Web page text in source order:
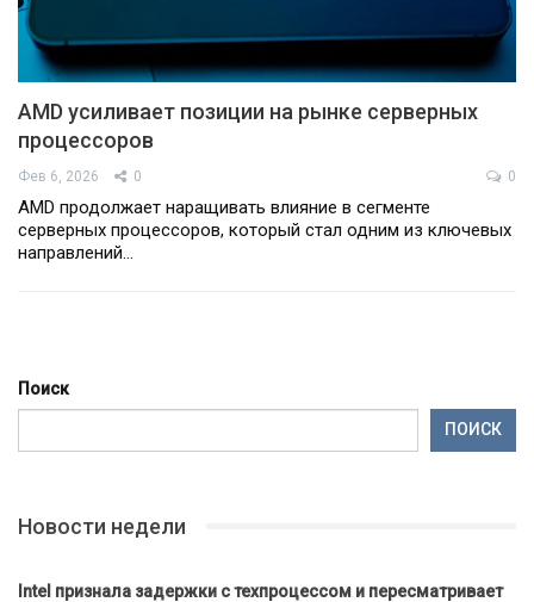
AMD усиливает позиции на рынке серверных
процессоров
Фев 6, 2026 0 0
AMD продолжает наращивать влияние в сегменте
серверных процессоров, который стал одним из ключевых
направлений…
Поиск
ПОИСК
Новости недели
Intel признала задержки с техпроцессом и пересматривает